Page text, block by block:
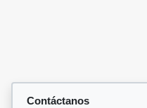
Contáctanos